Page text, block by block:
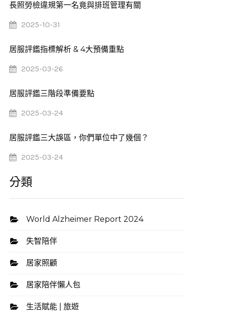
長照勞檢違規第一名竟與排班管理有關
2025-10-31
居服評鑑指標解析 & 4大預備重點
2025-03-26
居服評鑑三階段準備要點
2025-03-24
居服評鑑三大誤區，你們單位中了幾個？
2025-03-24
分類
World Alzheimer Report 2024
失智陪伴
居家照顧
居家陪伴懶人包
生活賦能 | 旅遊